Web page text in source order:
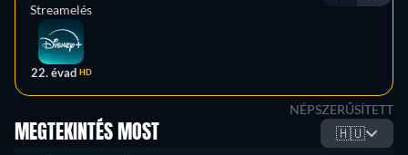
Streamelés
22. évad HD
NÉPSZERŰSÍTETT
MEGTEKINTÉS MOST 🇭🇺